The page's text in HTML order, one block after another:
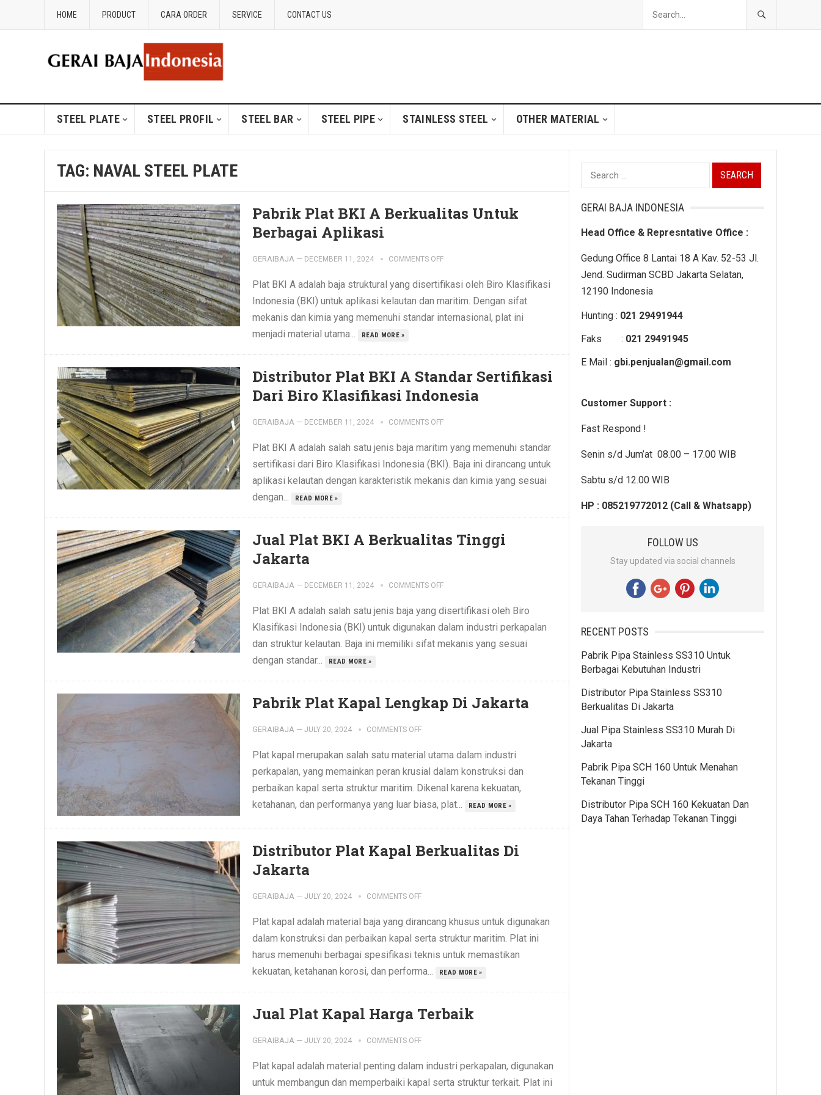
HOME PRODUCT CARA ORDER SERVICE CONTACT US
STEEL PLATE STEEL PROFIL STEEL BAR STEEL PIPE STAINLESS STEEL OTHER MATERIAL
TAG: NAVAL STEEL PLATE
Pabrik Plat BKI A Berkualitas Untuk
Berbagai Aplikasi
GERAIBAJA — DECEMBER 11, 2024 COMMENTS OFF
Plat BKI A adalah baja struktural yang disertifikasi oleh Biro Klasifikasi
Indonesia (BKI) untuk aplikasi kelautan dan maritim. Dengan sifat
mekanis dan kimia yang memenuhi standar internasional, plat ini
menjadi material utama...
READ MORE »
Distributor Plat BKI A Standar Sertifikasi
Dari Biro Klasifikasi Indonesia
GERAIBAJA — DECEMBER 11, 2024 COMMENTS OFF
Plat BKI A adalah salah satu jenis baja maritim yang memenuhi standar
sertifikasi dari Biro Klasifikasi Indonesia (BKI). Baja ini dirancang untuk
aplikasi kelautan dengan karakteristik mekanis dan kimia yang sesuai
dengan...
READ MORE »
Jual Plat BKI A Berkualitas Tinggi
Jakarta
GERAIBAJA — DECEMBER 11, 2024 COMMENTS OFF
Plat BKI A adalah salah satu jenis baja yang disertifikasi oleh Biro
Klasifikasi Indonesia (BKI) untuk digunakan dalam industri perkapalan
dan struktur kelautan. Baja ini memiliki sifat mekanis yang sesuai
dengan standar...
READ MORE »
Pabrik Plat Kapal Lengkap Di Jakarta
GERAIBAJA — JULY 20, 2024 COMMENTS OFF
Plat kapal merupakan salah satu material utama dalam industri
perkapalan, yang memainkan peran krusial dalam konstruksi dan
perbaikan kapal serta struktur maritim. Dikenal karena kekuatan,
ketahanan, dan performanya yang luar biasa, plat...
READ MORE »
Distributor Plat Kapal Berkualitas Di
Jakarta
GERAIBAJA — JULY 20, 2024 COMMENTS OFF
Plat kapal adalah material baja yang dirancang khusus untuk digunakan
dalam konstruksi dan perbaikan kapal serta struktur maritim. Plat ini
harus memenuhi berbagai spesifikasi teknis untuk memastikan
kekuatan, ketahanan korosi, dan performa...
READ MORE »
Jual Plat Kapal Harga Terbaik
GERAIBAJA — JULY 20, 2024 COMMENTS OFF
Plat kapal adalah material penting dalam industri perkapalan, digunakan
untuk membangun dan memperbaiki kapal serta struktur terkait. Plat ini
Search
for:
GERAI BAJA INDONESIA
Head Office & Represntative Office :
Gedung Office 8 Lantai 18 A Kav. 52-53 Jl.
Jend. Sudirman SCBD Jakarta Selatan,
12190 Indonesia
Hunting : 021 29491944
Faks : 021 29491945
E Mail : gbi.penjualan@gmail.com
Customer Support :
Fast Respond !
Senin s/d Jum’at 08.00 – 17.00 WIB
Sabtu s/d 12.00 WIB
HP : 085219772012 (Call & Whatsapp)
FOLLOW US
Stay updated via social channels
RECENT POSTS
Pabrik Pipa Stainless SS310 Untuk
Berbagai Kebutuhan Industri
Distributor Pipa Stainless SS310
Berkualitas Di Jakarta
Jual Pipa Stainless SS310 Murah Di
Jakarta
Pabrik Pipa SCH 160 Untuk Menahan
Tekanan Tinggi
Distributor Pipa SCH 160 Kekuatan Dan
Daya Tahan Terhadap Tekanan Tinggi